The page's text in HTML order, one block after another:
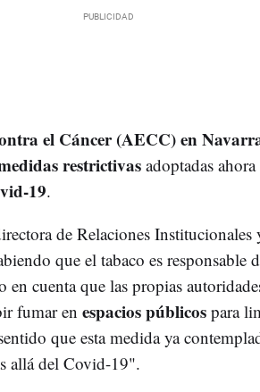
el Cáncer (AECC) en
restrictivas adoptadas
19.
de Relaciones Institucionales
que el tabaco es responsable
en cuenta que las propias
fumar en espacios públicos para
que esta medida ya
allá del Covid-19".